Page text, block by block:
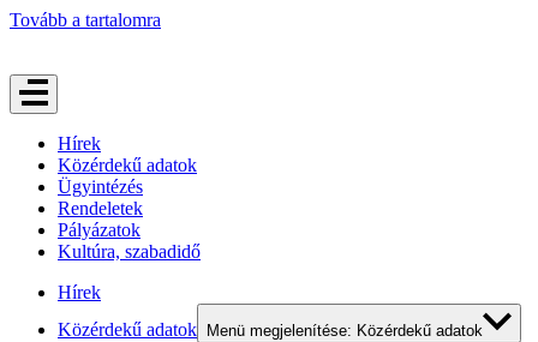
Tovább a tartalomra
Hírek
Közérdekű adatok
Ügyintézés
Rendeletek
Pályázatok
Kultúra, szabadidő
Hírek
Közérdekű adatok
Menü megjelenítése: Közérdekű adatok